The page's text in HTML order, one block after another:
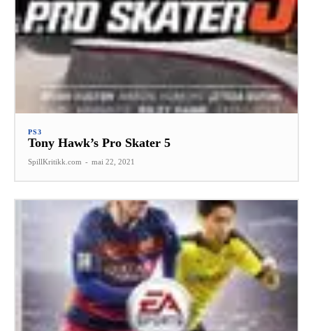
PS3
Tony Hawk’s Pro Skater 5
SpillKritikk.com - mai 22, 2021